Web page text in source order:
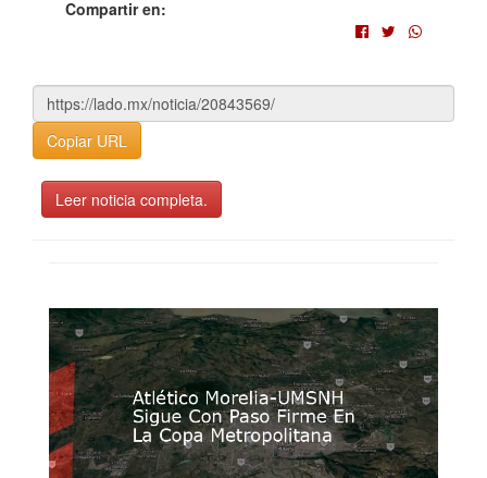
Compartir en:
Copiar URL
Leer noticia completa.